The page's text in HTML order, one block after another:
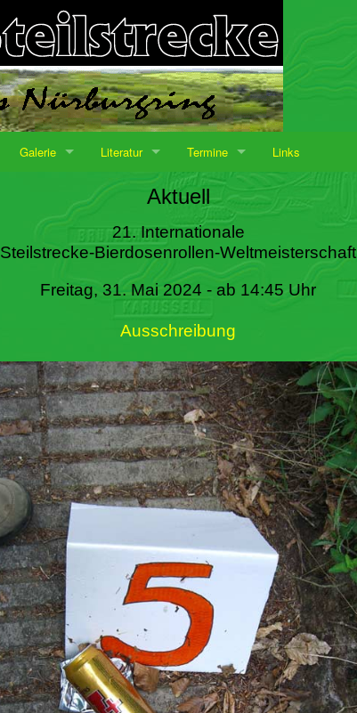
Galerie Literatur Termine Links
Aktuell
21. Internationale
Steilstrecke-Bierdosenrollen-Weltmeisterschaft
Freitag, 31. Mai 2024 - ab 14:45 Uhr
Ausschreibung